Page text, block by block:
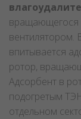
вращающегося
вентилятором.
впитывается
ротор,
Адсорбент в
подогретым
отдельном